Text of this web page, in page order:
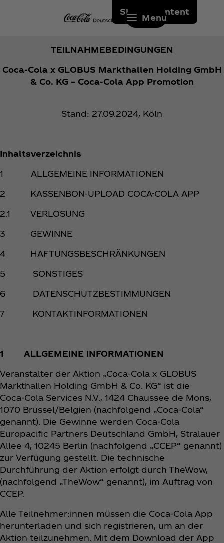
Skip to content
Menu
TEILNAHMEBEDINGUNGEN
Coca‑Cola x GLOBUS Markthallen Holding GmbH
& Co. KG – Coca‑Cola App Promotion
Stand: 27.09.2024, Köln
Inhaltsverzeichnis
1 ALLGEMEINE INFORMATIONEN
2 KASSENBON-UPLOAD COCA-COLA APP
2.1 VERLOSUNG
3 GEWINNE
4 HAFTUNGSBESCHRÄNKUNGEN
5 SONSTIGES
6 DATENSCHUTZBESTIMMUNGEN
7 KONTAKTINFORMATIONEN
1 ALLGEMEINE INFORMATIONEN
Veranstalter der Aktion „Coca‑Cola x GLOBUS
Markthallen Holding GmbH & Co. KG“ ist die
Coca‑Cola Services N.V., 1424 Chaussee de Mons,
1070 Brüssel/Belgien (nachfolgend „Coca‑Cola“
genannt). Die Gewinne werden Coca‑Cola
Europacific Partners Deutschland GmbH, Stralauer
Allee 4, 10245 Berlin (nachfolgend „CCEP“ genannt)
zur Verfügung gestellt. Die technische
Durchführung der Aktion erfolgt durch TheWow,
(nachfolgend „TheWow“ genannt), im Auftrag von
CCEP.
Alle Teilnehmer:innen müssen die Coca‑Cola App
herunterladen und sich registrieren, um an der
Aktion teilzunehmen. Mit dem Download der App